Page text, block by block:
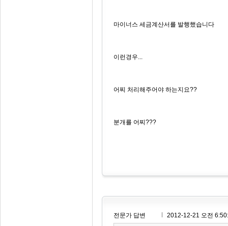
마이너스 세금계산서를 발행했습니다
이런경우...
어찌 처리해주어야 하는지요??
분개를 어찌???
전문가 답변 2012-12-21 오전